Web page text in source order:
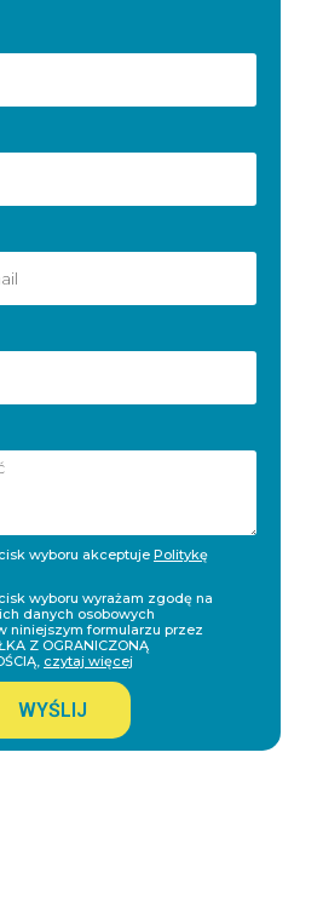
wyboru akceptuje Politykę
wyboru wyrażam zgodę na
danych osobowych
niniejszym formularzu przez
Z OGRANICZONĄ
czytaj więcej
WYŚLIJ